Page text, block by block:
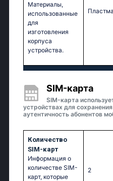
Материалы,
использованные
для
изготовления
корпуса
устройства.
SIM-карта
SIM-карта
устройствах для
аутентичность абонентов
Количество
SIM-карт
Информация о
количестве SIM-
карт, которые
2